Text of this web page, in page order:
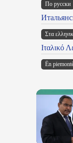
По русски
Στα
Ιταλικό
Ën